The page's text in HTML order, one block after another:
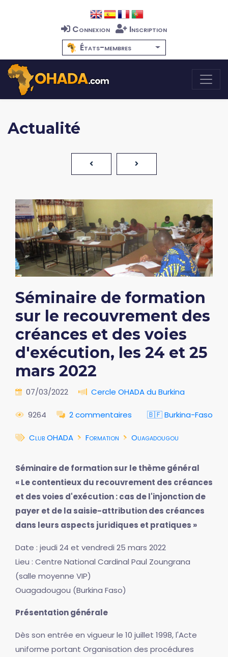
Connexion
Inscription
États-membres
Actualité
Séminaire de formation
sur le recouvrement des
créances et des voies
d'exécution, les 24 et 25
mars 2022
07/03/2022 Cercle OHADA du Burkina
9264 2 commentaires 🇧🇫 Burkina-Faso
Club OHADA Formation Ouagadougou
Séminaire de formation sur le thème général
« Le contentieux du recouvrement des créances
et des voies d'exécution : cas de l'injonction de
payer et de la saisie-attribution des créances
dans leurs aspects juridiques et pratiques »
Date : jeudi 24 et vendredi 25 mars 2022
Lieu : Centre National Cardinal Paul Zoungrana
(salle moyenne VIP)
Ouagadougou (Burkina Faso)
Présentation générale
Dès son entrée en vigueur le 10 juillet 1998, l'Acte
uniforme portant Organisation des procédures